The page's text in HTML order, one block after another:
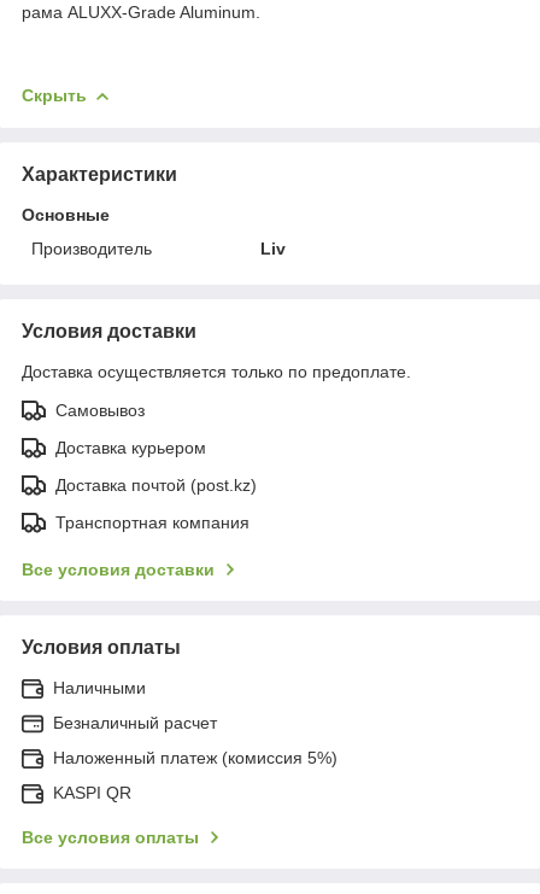
рама ALUXX-Grade Aluminum.
Скрыть
Характеристики
Основные
Производитель
Liv
Условия доставки
Доставка осуществляется только по предоплате.
Самовывоз
Доставка курьером
Доставка почтой (post.kz)
Транспортная компания
Все условия доставки
Условия оплаты
Наличными
Безналичный расчет
Наложенный платеж (комиссия 5%)
KASPI QR
Все условия оплаты